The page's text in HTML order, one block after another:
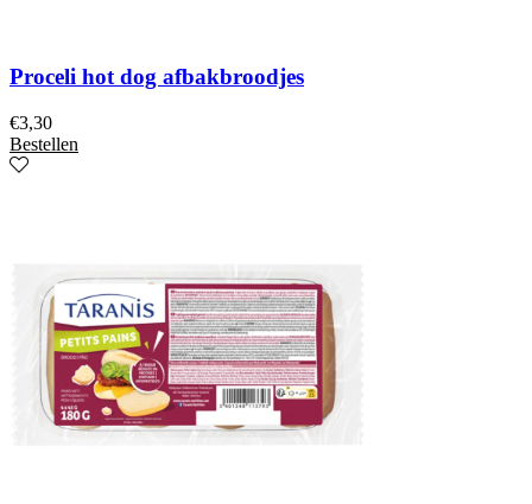
Proceli hot dog afbakbroodjes
€3,30
Bestellen